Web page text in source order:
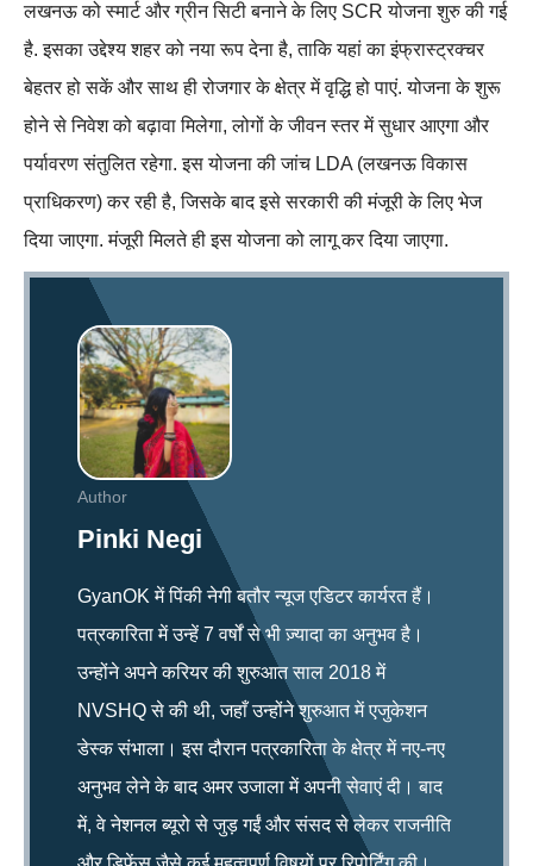
लखनऊ को स्मार्ट और ग्रीन सिटी बनाने के लिए SCR योजना शुरु की गई
है. इसका उद्देश्य शहर को नया रूप देना है, ताकि यहां का इंफ्रास्ट्रक्चर
बेहतर हो सकें और साथ ही रोजगार के क्षेत्र में वृद्धि हो पाएं. योजना के शुरू
होने से निवेश को बढ़ावा मिलेगा, लोगों के जीवन स्तर में सुधार आएगा और
पर्यावरण संतुलित रहेगा. इस योजना की जांच LDA (लखनऊ विकास
प्राधिकरण) कर रही है, जिसके बाद इसे सरकारी की मंजूरी के लिए भेज
दिया जाएगा. मंजूरी मिलते ही इस योजना को लागू कर दिया जाएगा.
Author
Pinki Negi
GyanOK में पिंकी नेगी बतौर न्यूज एडिटर कार्यरत हैं।
पत्रकारिता में उन्हें 7 वर्षों से भी ज़्यादा का अनुभव है।
उन्होंने अपने करियर की शुरुआत साल 2018 में
NVSHQ से की थी, जहाँ उन्होंने शुरुआत में एजुकेशन
डेस्क संभाला। इस दौरान पत्रकारिता के क्षेत्र में नए-नए
अनुभव लेने के बाद अमर उजाला में अपनी सेवाएं दी। बाद
में, वे नेशनल ब्यूरो से जुड़ गईं और संसद से लेकर राजनीति